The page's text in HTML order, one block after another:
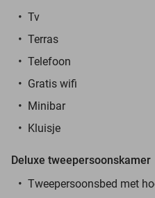
Tv
Terras
Telefoon
Gratis wifi
Minibar
Kluisje
Deluxe tweepersoonskamer
Tweepersoonsbed met